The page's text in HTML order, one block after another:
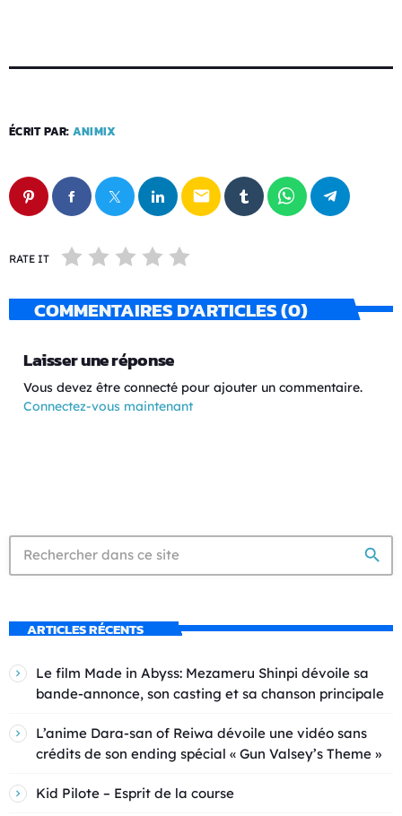
ÉCRIT PAR: ANIMIX
email
RATE IT
COMMENTAIRES D’ARTICLES (0)
Laisser une réponse
Vous devez être connecté pour ajouter un commentaire.
Connectez-vous maintenant
search
ARTICLES RÉCENTS
Le film Made in Abyss: Mezameru Shinpi dévoile sa
bande-annonce, son casting et sa chanson principale
L’anime Dara-san of Reiwa dévoile une vidéo sans
crédits de son ending spécial « Gun Valsey’s Theme »
Kid Pilote – Esprit de la course